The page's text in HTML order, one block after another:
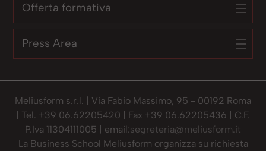
Offerta formativa
Press Area
Meliusform s.r.l. | Via Fabio Massimo, 95 - 00192 Roma
| Tel. +39 06.62205420 | Fax +39 06.62205436 | C.F.
P.Iva 11304111005 | email:segreteria@meliusform.it
La Business School Meliusform organizza su richiesta